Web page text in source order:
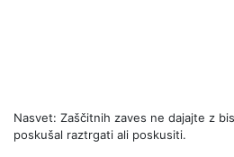
Nasvet: Zaščitnih zaves ne dajajte z
poskušal raztrgati ali poskusiti.